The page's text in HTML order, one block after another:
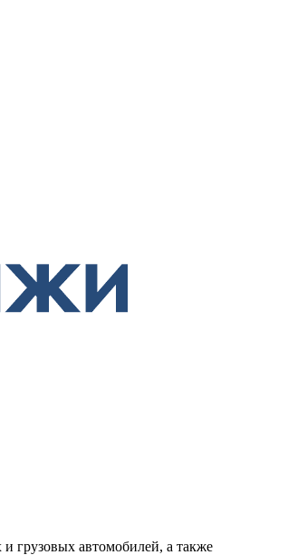
и грузовых автомобилей, а также